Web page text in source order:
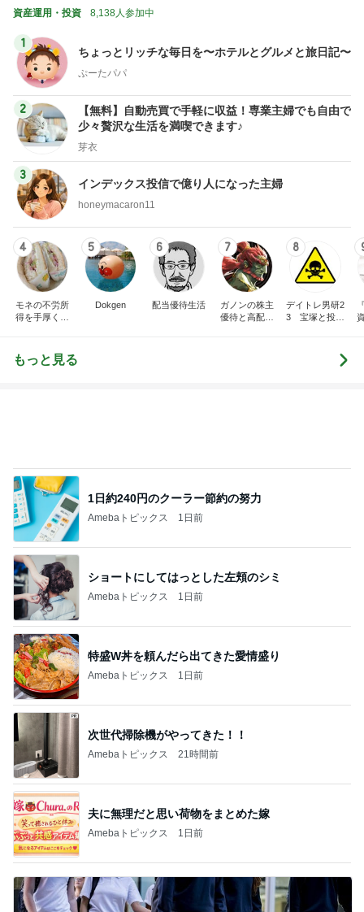
資産運用・投資 8,138人参加中
1
ちょっとリッチな毎日を〜ホテルとグルメと旅日記〜
ぷーたパパ
2
【無料】自動売買で手軽に収益！専業主婦でも自由で
少々贅沢な生活を満喫できます♪
芽衣
3
インデックス投信で億り人になった主婦
honeymacaron11
4
モネの不労所
得を手厚く！
人生を
5
Dokgen
6
配当優待生活
7
ガノンの株主
優待と高配当
8
デイトレ男研2
3 宝塚と投資
もっと見る
ショートにしてはっとした左頬のシミ
Amebaトピックス 1日前
特盛W丼を頼んだら出てきた愛情盛り
Amebaトピックス 1日前
次世代掃除機がやってきた！！
Amebaトピックス 21時間前
夫に無理だと思い荷物をまとめた嫁
Amebaトピックス 1日前